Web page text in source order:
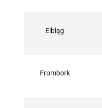
Elbląg
Frombork